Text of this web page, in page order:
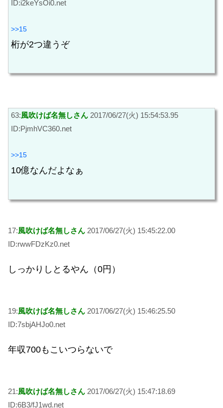
ID:i2keYsOi0.net
>>15
桁が2つ違うぞ
63:風吹けば名無しさん 2017/06/27(火) 15:54:53.95
ID:PjmhVC360.net
>>15
10億なんだよなぁ
17:風吹けば名無しさん 2017/06/27(火) 15:45:22.00
ID:rwwFDzKz0.net
しっかりしとるやん（0円）
19:風吹けば名無しさん 2017/06/27(火) 15:46:25.50
ID:7sbjAHJo0.net
年収700もこいつらないで
21:風吹けば名無しさん 2017/06/27(火) 15:47:18.69
ID:6B3/fJ1wd.net